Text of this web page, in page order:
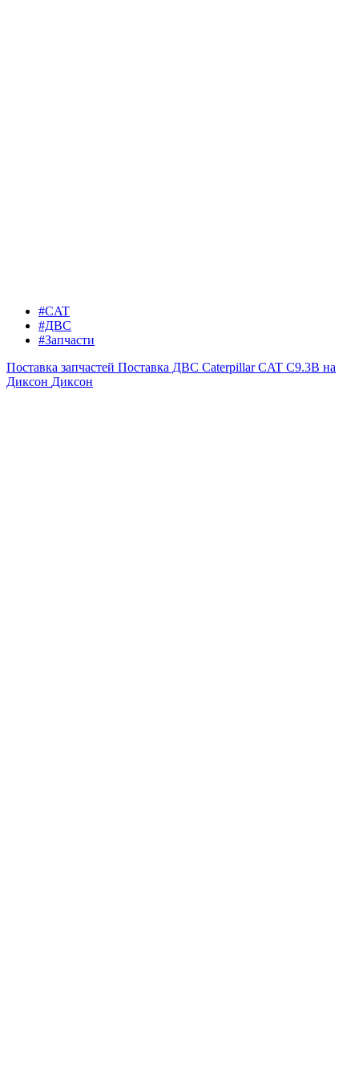
#CAT
#ДВС
#Запчасти
Поставка запчастей Поставка ДВС Caterpillar CAT C9.3B на
Диксон Диксон